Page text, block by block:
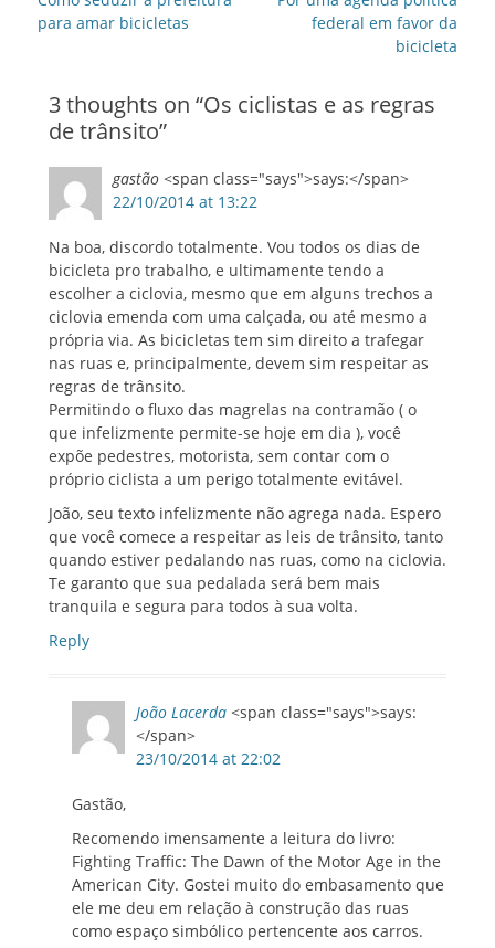
post:
para amar bicicletas
federal em favor da
bicicleta
3 thoughts on “Os ciclistas e as regras
de trânsito”
gastão <span class="says">says:</span>
22/10/2014 at 13:22
Na boa, discordo totalmente. Vou todos os dias de
bicicleta pro trabalho, e ultimamente tendo a
escolher a ciclovia, mesmo que em alguns trechos a
ciclovia emenda com uma calçada, ou até mesmo a
própria via. As bicicletas tem sim direito a trafegar
nas ruas e, principalmente, devem sim respeitar as
regras de trânsito.
Permitindo o fluxo das magrelas na contramão ( o
que infelizmente permite-se hoje em dia ), você
expõe pedestres, motorista, sem contar com o
próprio ciclista a um perigo totalmente evitável.
João, seu texto infelizmente não agrega nada. Espero
que você comece a respeitar as leis de trânsito, tanto
quando estiver pedalando nas ruas, como na ciclovia.
Te garanto que sua pedalada será bem mais
tranquila e segura para todos à sua volta.
Reply
João Lacerda <span class="says">says:
</span>
23/10/2014 at 22:02
Gastão,
Recomendo imensamente a leitura do livro:
Fighting Traffic: The Dawn of the Motor Age in the
American City. Gostei muito do embasamento que
ele me deu em relação à construção das ruas
como espaço simbólico pertencente aos carros.